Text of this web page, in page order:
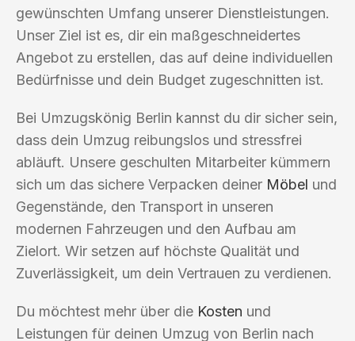
gewünschten Umfang unserer Dienstleistungen.
Unser Ziel ist es, dir ein maßgeschneidertes
Angebot zu erstellen, das auf deine individuellen
Bedürfnisse und dein Budget zugeschnitten ist.
Bei Umzugskönig Berlin kannst du dir sicher sein,
dass dein Umzug reibungslos und stressfrei
abläuft. Unsere geschulten Mitarbeiter kümmern
sich um das sichere Verpacken deiner Möbel und
Gegenstände, den Transport in unseren
modernen Fahrzeugen und den Aufbau am
Zielort. Wir setzen auf höchste Qualität und
Zuverlässigkeit, um dein Vertrauen zu verdienen.
Du möchtest mehr über die Kosten und
Leistungen für deinen Umzug von Berlin nach